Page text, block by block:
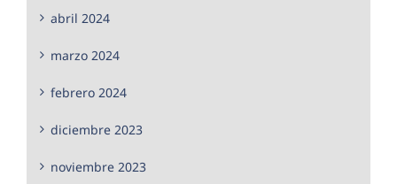
abril 2024
marzo 2024
febrero 2024
diciembre 2023
noviembre 2023